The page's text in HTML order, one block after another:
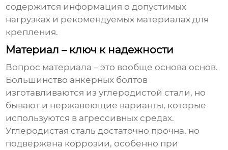
содержится информация о допустимых
нагрузках и рекомендуемых материалах для
крепления.
Материал – ключ к надежности
Вопрос материала – это вообще основа основ.
Большинство анкерных болтов
изготавливаются из углеродистой стали, но
бывают и нержавеющие варианты, которые
используются в агрессивных средах.
Углеродистая сталь достаточно прочна, но
подвержена коррозии, особенно при